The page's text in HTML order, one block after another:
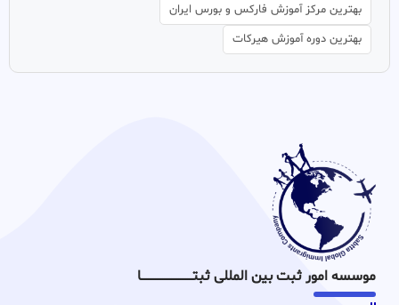
بهترین مرکز آموزش فارکس و بورس ایران
بهترین دوره آموزش هیرکات
موسسه امور ثبت بین المللی ثبتـــــــــــــــــــــــــــــا